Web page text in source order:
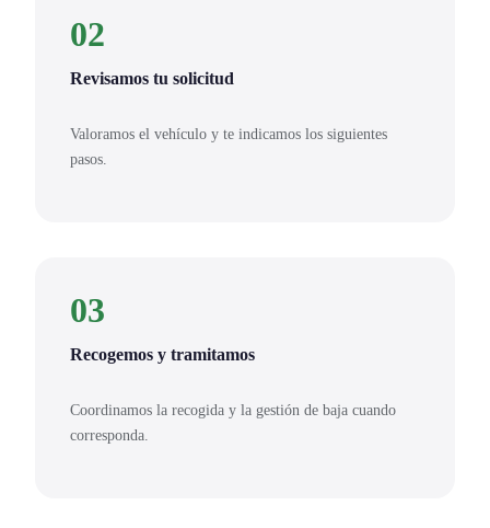
02
Revisamos tu solicitud
Valoramos el vehículo y te indicamos los siguientes
pasos.
03
Recogemos y tramitamos
Coordinamos la recogida y la gestión de baja cuando
corresponda.